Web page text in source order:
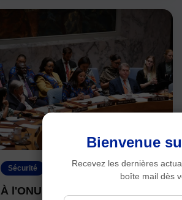
Sécurité 23/07/2026
À l'ONU, la RDC plaide pour
Bienvenue
Recevez les dernières
boîte mail dès